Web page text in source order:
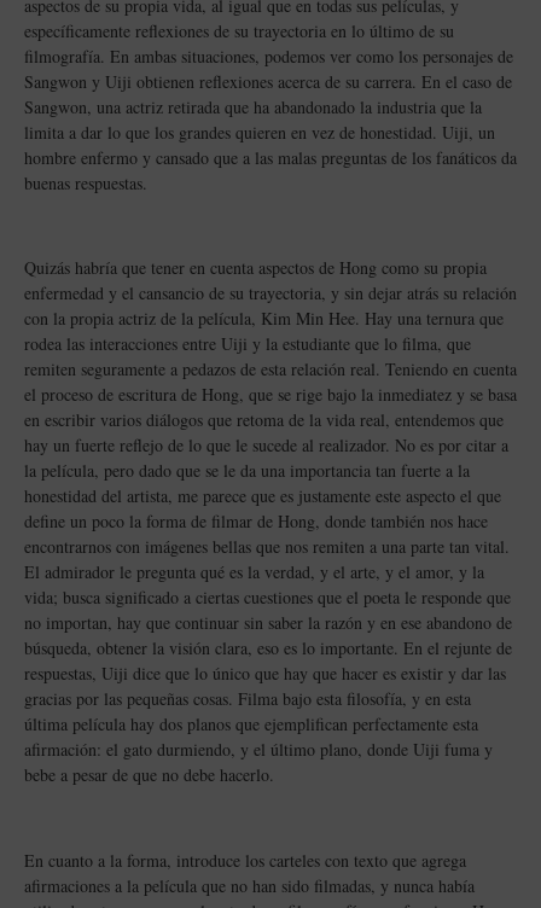
aspectos de su propia vida, al igual que en todas sus películas, y
específicamente reflexiones de su trayectoria en lo último de su
filmografía. En ambas situaciones, podemos ver como los personajes de
Sangwon y Uiji obtienen reflexiones acerca de su carrera. En el caso de
Sangwon, una actriz retirada que ha abandonado la industria que la
limita a dar lo que los grandes quieren en vez de honestidad. Uiji, un
hombre enfermo y cansado que a las malas preguntas de los fanáticos da
buenas respuestas.
Quizás habría que tener en cuenta aspectos de Hong como su propia
enfermedad y el cansancio de su trayectoria, y sin dejar atrás su relación
con la propia actriz de la película, Kim Min Hee. Hay una ternura que
rodea las interacciones entre Uiji y la estudiante que lo filma, que
remiten seguramente a pedazos de esta relación real. Teniendo en cuenta
el proceso de escritura de Hong, que se rige bajo la inmediatez y se basa
en escribir varios diálogos que retoma de la vida real, entendemos que
hay un fuerte reflejo de lo que le sucede al realizador. No es por citar a
la película, pero dado que se le da una importancia tan fuerte a la
honestidad del artista, me parece que es justamente este aspecto el que
define un poco la forma de filmar de Hong, donde también nos hace
encontrarnos con imágenes bellas que nos remiten a una parte tan vital.
El admirador le pregunta qué es la verdad, y el arte, y el amor, y la
vida; busca significado a ciertas cuestiones que el poeta le responde que
no importan, hay que continuar sin saber la razón y en ese abandono de
búsqueda, obtener la visión clara, eso es lo importante. En el rejunte de
respuestas, Uiji dice que lo único que hay que hacer es existir y dar las
gracias por las pequeñas cosas. Filma bajo esta filosofía, y en esta
última película hay dos planos que ejemplifican perfectamente esta
afirmación: el gato durmiendo, y el último plano, donde Uiji fuma y
bebe a pesar de que no debe hacerlo.
En cuanto a la forma, introduce los carteles con texto que agrega
afirmaciones a la película que no han sido filmadas, y nunca había